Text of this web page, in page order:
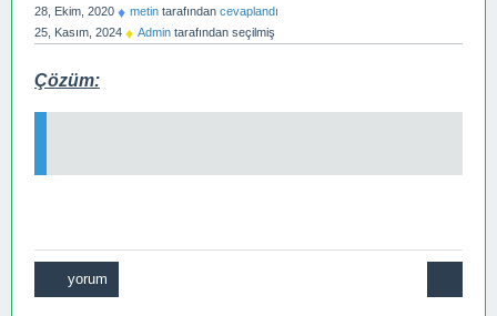
28, Ekim, 2020 ♦ metin tarafından cevaplandı
25, Kasım, 2024 ♦ Admin tarafından seçilmiş
Çözüm: